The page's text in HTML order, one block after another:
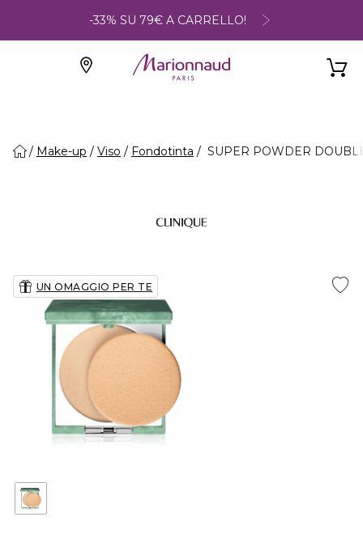
-33% SU 79€ A CARRELLO!
Make-up Viso Fondotinta SUPER POWDER
UN OMAGGIO PER TE